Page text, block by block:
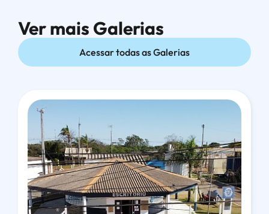
Ver mais Galerias
Ver mais Galerias
Acessar todas as Galerias